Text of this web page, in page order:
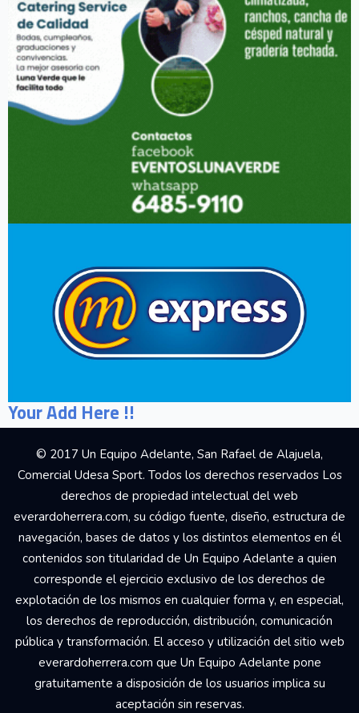
Your Add Here !!
© 2017 Un Equipo Adelante, San Rafael de Alajuela,
Comercial Udesa Sport. Todos los derechos reservados Los
derechos de propiedad intelectual del web
everardoherrera.com, su código fuente, diseño, estructura de
navegación, bases de datos y los distintos elementos en él
contenidos son titularidad de Un Equipo Adelante a quien
corresponde el ejercicio exclusivo de los derechos de
explotación de los mismos en cualquier forma y, en especial,
los derechos de reproducción, distribución, comunicación
pública y transformación. El acceso y utilización del sitio web
everardoherrera.com que Un Equipo Adelante pone
gratuitamente a disposición de los usuarios implica su
aceptación sin reservas.